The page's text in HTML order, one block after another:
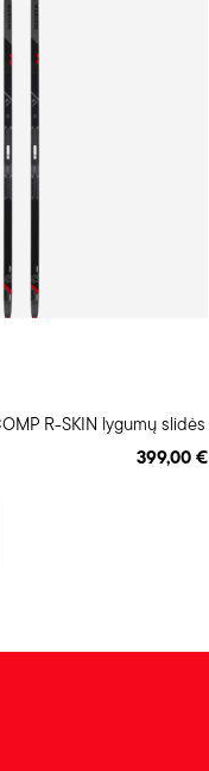
R-SKIN lygumų slidės
399,00 €